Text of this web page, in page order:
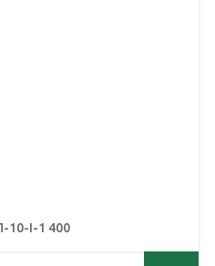
10-I-1 400